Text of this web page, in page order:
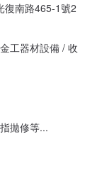
復南路465-1號2
工器材設備 / 收
拋修等...